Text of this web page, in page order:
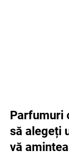
Parfumuri
să alegeți
vă